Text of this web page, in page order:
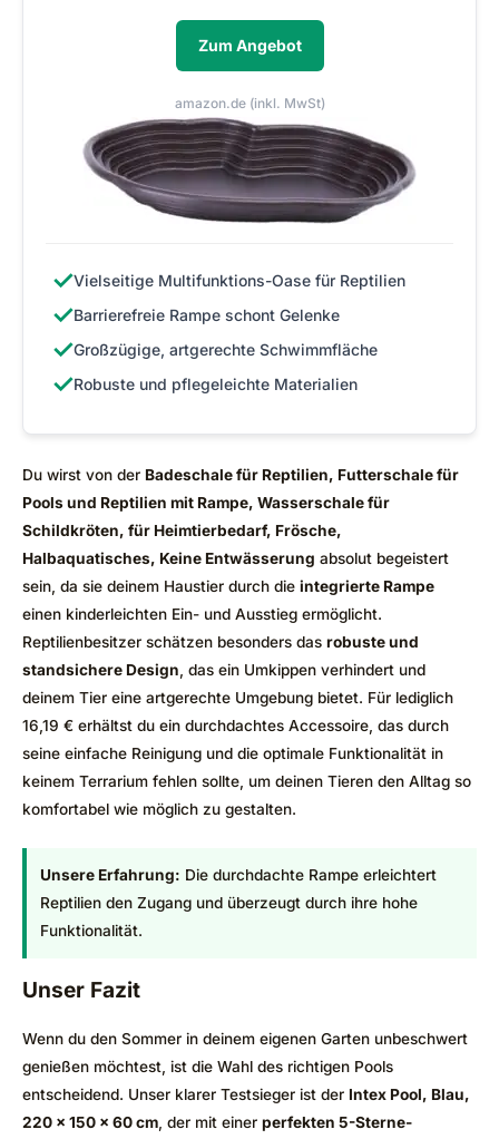
Zum Angebot
amazon.de (inkl. MwSt)
✓Vielseitige Multifunktions-Oase für Reptilien
✓Barrierefreie Rampe schont Gelenke
✓Großzügige, artgerechte Schwimmfläche
✓Robuste und pflegeleichte Materialien
Du wirst von der Badeschale für Reptilien, Futterschale für
Pools und Reptilien mit Rampe, Wasserschale für
Schildkröten, für Heimtierbedarf, Frösche,
Halbaquatisches, Keine Entwässerung absolut begeistert
sein, da sie deinem Haustier durch die integrierte Rampe
einen kinderleichten Ein- und Ausstieg ermöglicht.
Reptilienbesitzer schätzen besonders das robuste und
standsichere Design, das ein Umkippen verhindert und
deinem Tier eine artgerechte Umgebung bietet. Für lediglich
16,19 € erhältst du ein durchdachtes Accessoire, das durch
seine einfache Reinigung und die optimale Funktionalität in
keinem Terrarium fehlen sollte, um deinen Tieren den Alltag so
komfortabel wie möglich zu gestalten.
Unsere Erfahrung: Die durchdachte Rampe erleichtert
Reptilien den Zugang und überzeugt durch ihre hohe
Funktionalität.
Unser Fazit
Wenn du den Sommer in deinem eigenen Garten unbeschwert
genießen möchtest, ist die Wahl des richtigen Pools
entscheidend. Unser klarer Testsieger ist der Intex Pool, Blau,
220 x 150 x 60 cm , der mit einer perfekten 5-Sterne-